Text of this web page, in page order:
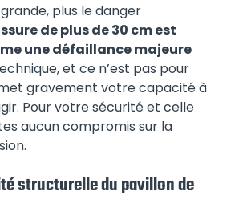
plus le danger
de plus de 30 cm est
une défaillance majeure
et ce n’est pas pour
gravement votre capacité à
Pour votre sécurité et celle
aucun compromis sur la
structurelle du pavillon de